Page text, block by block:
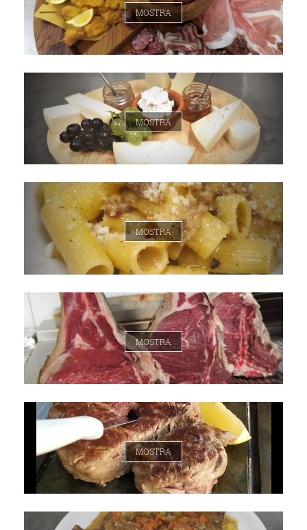
MOSTRA
MOSTRA
MOSTRA
MOSTRA
MOSTRA